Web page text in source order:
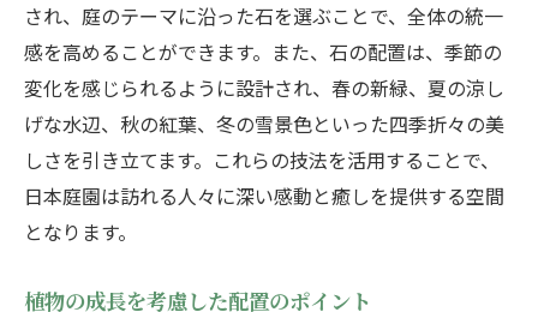
され、庭のテーマに沿った石を選ぶことで、全体の統一
感を高めることができます。また、石の配置は、季節の
変化を感じられるように設計され、春の新緑、夏の涼し
げな水辺、秋の紅葉、冬の雪景色といった四季折々の美
しさを引き立てます。これらの技法を活用することで、
日本庭園は訪れる人々に深い感動と癒しを提供する空間
となります。
植物の成長を考慮した配置のポイント